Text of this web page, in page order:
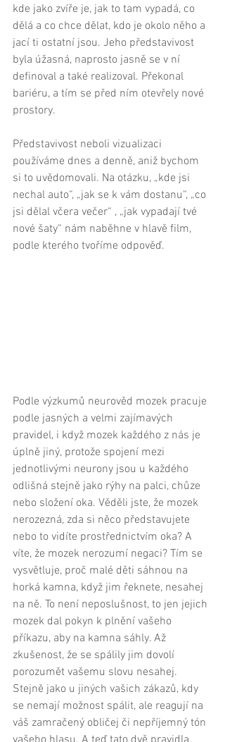
kde jako zvíře je, jak to tam vypadá, co
dělá a co chce dělat, kdo je okolo něho a
jací ti ostatní jsou. Jeho představivost
byla úžasná, naprosto jasně se v ní
definoval a také realizoval. Překonal
bariéru, a tím se před ním otevřely nové
prostory.
Představivost neboli vizualizaci
používáme dnes a denně, aniž bychom
si to uvědomovali. Na otázku, „kde jsi
nechal auto“, „jak se k vám dostanu“, „co
jsi dělal včera večer“ , „jak vypadají tvé
nové šaty“ nám naběhne v hlavě film,
podle kterého tvoříme odpověď.
Podle výzkumů neurověd mozek pracuje
podle jasných a velmi zajímavých
pravidel, i když mozek každého z nás je
úplně jiný, protože spojení mezi
jednotlivými neurony jsou u každého
odlišná stejně jako rýhy na palci, chůze
nebo složení oka. Věděli jste, že mozek
nerozezná, zda si něco představujete
nebo to vidíte prostřednictvím oka? A
víte, že mozek nerozumí negaci? Tím se
vysvětluje, proč malé děti sáhnou na
horká kamna, když jim řeknete, nesahej
na ně. To není neposlušnost, to jen jejich
mozek dal pokyn k plnění vašeho
příkazu, aby na kamna sáhly. Až
zkušenost, že se spálily jim dovolí
porozumět vašemu slovu nesahej.
Stejně jako u jiných vašich zákazů, kdy
se nemají možnost spálit, ale reagují na
váš zamračený obličej či nepříjemný tón